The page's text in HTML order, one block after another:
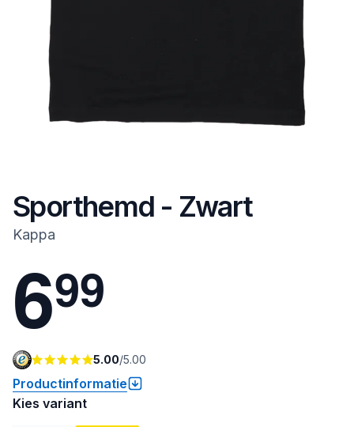
Sporthemd - Zwart
Kappa
699
5.00/5.00
Productinformatie
Kies variant